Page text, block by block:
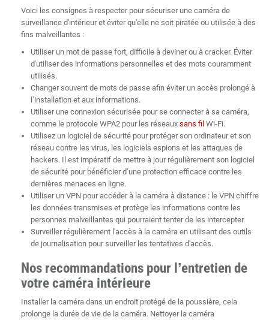
Voici les consignes à respecter pour sécuriser une caméra de
surveillance d'intérieur et éviter qu'elle ne soit piratée ou utilisée à des
fins malveillantes :
Utiliser un mot de passe fort, difficile à deviner ou à cracker. Éviter
d'utiliser des informations personnelles et des mots couramment
utilisés.
Changer souvent de mots de passe afin éviter un accès prolongé à
l’installation et aux informations.
Utiliser une connexion sécurisée pour se connecter à sa caméra,
comme le protocole WPA2 pour les réseaux sans fil Wi-Fi.
Utilisez un logiciel de sécurité pour protéger son ordinateur et son
réseau contre les virus, les logiciels espions et les attaques de
hackers. Il est impératif de mettre à jour régulièrement son logiciel
de sécurité pour bénéficier d’une protection efficace contre les
dernières menaces en ligne.
Utiliser un VPN pour accéder à la caméra à distance : le VPN chiffre
les données transmises et protège les informations contre les
personnes malveillantes qui pourraient tenter de les intercepter.
Surveiller régulièrement l'accès à la caméra en utilisant des outils
de journalisation pour surveiller les tentatives d'accès.
Nos recommandations pour l’entretien de
votre caméra intérieure
Installer la caméra dans un endroit protégé de la poussière, cela
prolonge la durée de vie de la caméra. Nettoyer la caméra